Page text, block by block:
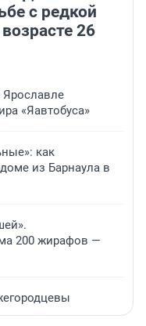
с редкой
26
Ярославле
«Яавтобуса»
как
из Барнаула в
200 жирафов —